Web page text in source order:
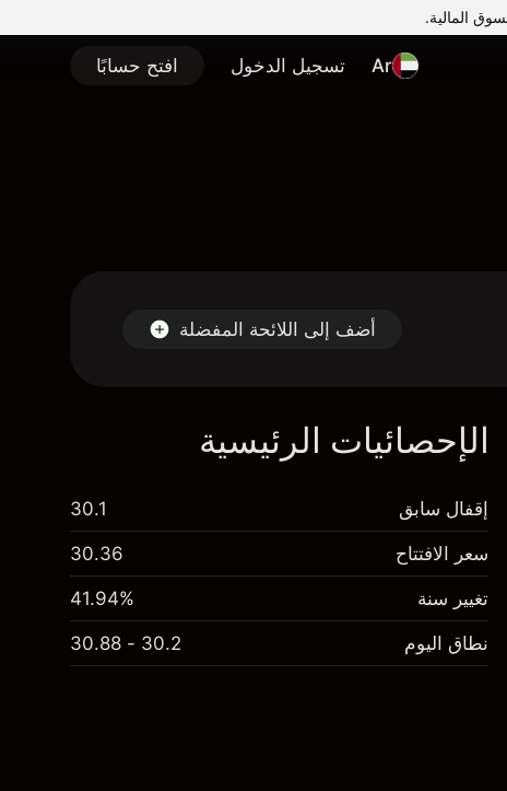
Ar تسجيل الدخول افتح حسابًا
أضف إلى اللائحة المفضلة
الإحصائيات الرئيسية
إقفال سابق 30.1
سعر الافتتاح 30.36
تغيير سنة 41.94%
نطاق اليوم 30.2 - 30.88